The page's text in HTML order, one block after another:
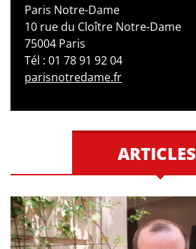
Paris Notre-Dame
10 rue du Cloître Notre-Dame
75004 Paris
Tél : 01 78 91 92 04
parisnotredame.fr
ARTICLES